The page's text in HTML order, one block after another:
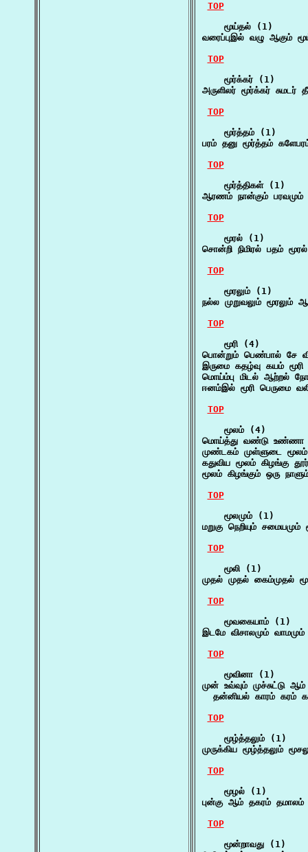
TOP
    மூய்தல் (1)
வரைப்புஇல் வழு ஆகும்
TOP
    மூர்க்கர் (1)
அருளிலர் மூர்க்கர்
TOP
    மூர்த்தம் (1)
பரம் தனு மூர்த்தம்
TOP
    மூர்த்திகள் (1)
ஆரணம் நான்கும் பரவமும்
TOP
    மூரல் (1)
சொன்றி நிமிரல் பதம்
TOP
    மூரலும் (1)
நல்ல முறுவலும்
TOP
    மூரி (4)
பொன்றும் பெண்பால் சே
இருமை கதழ்வு கயம்
மொய்ம்பு மிடல் ஆற்றல்
ஈனம்இல் மூரி பெருமை
TOP
    மூலம் (4)
மொய்த்து வண்டு உண்ணா
முண்டகம் முள்ளுடை
கதுவிய மூலம் கிழங்கு
மூலம் கிழங்கும் ஒரு
TOP
    மூலமும் (1)
மறுகு நெறியும்
TOP
    மூலி (1)
முதல் முதல் கைம்முதல்
TOP
    மூவகையாம் (1)
இடமே விசாலமும்
TOP
    மூவினா (1)
முன் உவ்வும் முச்சுட்டு
தன்னியல் காரம் கரம்
TOP
    மூழ்த்தலும் (1)
முருக்கிய மூழ்த்தலும்
TOP
    மூழல் (1)
புன்கு ஆம் தகரம்
TOP
    மூன்றாவது (1)